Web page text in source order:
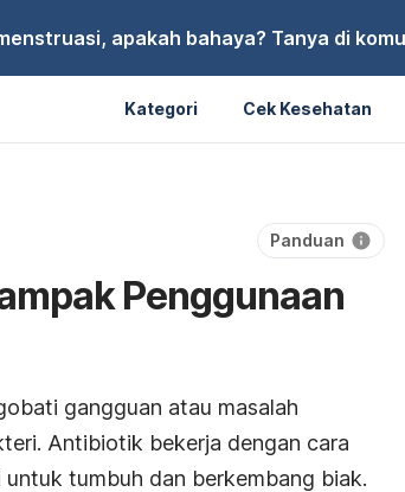
apakah bahaya? Tanya di
Kategori Cek Kesehatan
Panduan
Penggunaan
gangguan atau masalah
Antibiotik bekerja dengan cara
tumbuh dan berkembang biak.